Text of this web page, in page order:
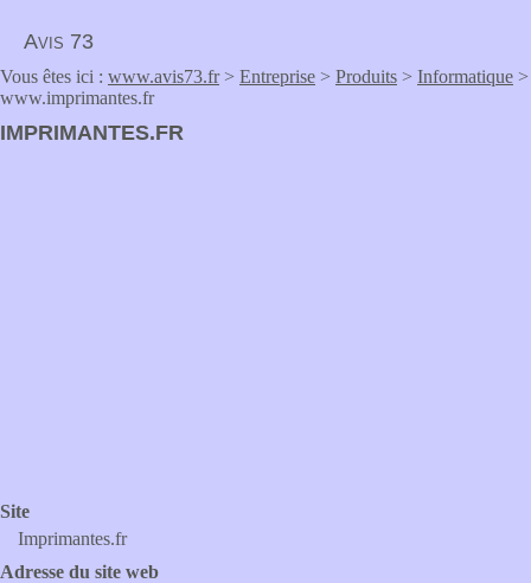
Avis 73
Vous êtes ici : www.avis73.fr> Entreprise > Produits > Informatique >
www.imprimantes.fr
IMPRIMANTES.FR
Site
Imprimantes.fr
Adresse du site web